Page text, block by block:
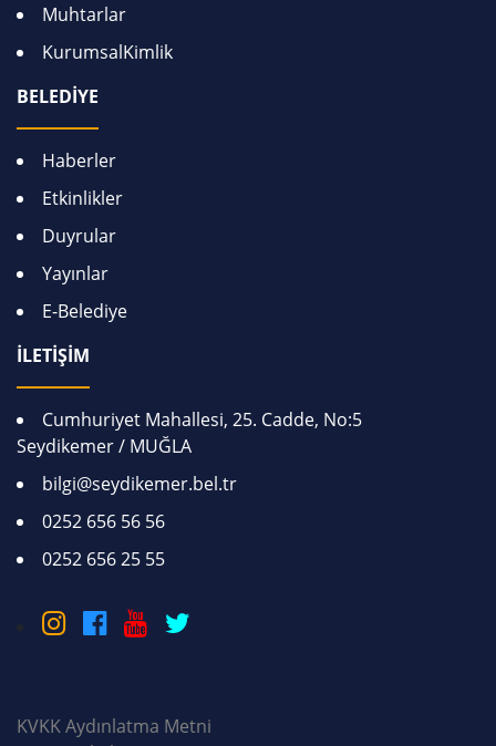
Muhtarlar
KurumsalKimlik
BELEDİYE
Haberler
Etkinlikler
Duyrular
Yayınlar
E-Belediye
İLETİŞİM
Cumhuriyet Mahallesi, 25. Cadde, No:5
Seydikemer / MUĞLA
bilgi@seydikemer.bel.tr
0252 656 56 56
0252 656 25 55
KVKK Aydınlatma Metni